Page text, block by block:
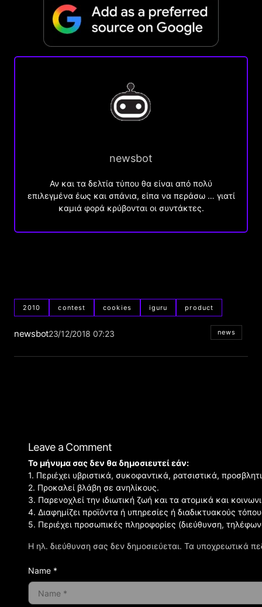
newsbot
Αν και τα δελτία τύπου θα είναι από πολύ
επιλεγμένα έως και σπάνια, είπα να περάσω … γιατί
καμιά φορά κρύβονται οι συντάκτες.
2010 contest cookies iguru product
newsbot23/12/2018 07:23 news
Leave a Comment
Η ηλ. διεύθυνση σας δεν δημοσιεύεται. Τα υποχρεωτικά
Το μήνυμα σας δεν θα δημοσιευτεί εάν:
1. Περιέχει υβριστικά, συκοφαντικά, ρατσιστικά,
2. Προκαλεί βλάβη σε ανηλίκους.
3. Παρενοχλεί την ιδιωτική ζωή και τα ατομικά και
4. Διαφημίζει προϊόντα ή υπηρεσίες ή διαδικτυακούς
5. Περιέχει προσωπικές πληροφορίες (διεύθυνση,
Name *